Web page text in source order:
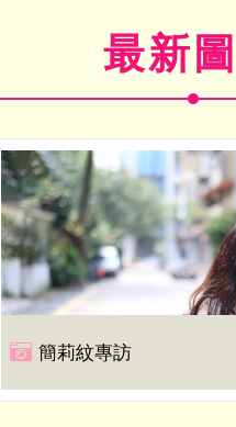
最新
簡莉紋專訪